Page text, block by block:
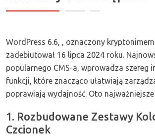
WordPress 6.6, , oznaczony kryptonimem
zadebiutował 16 lipca 2024 roku.
popularnego CMS-a, wprowadza szereg
funkcji, które znacząco ułatwiają
poprawiają wydajność. Oto
1. Rozbudowane Zestawy
Czcionek